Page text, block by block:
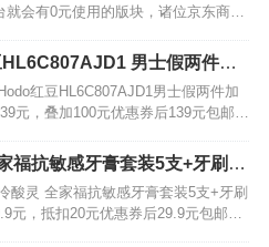
就会有0元使用的版块，诸位京东商城
，假如申请办理成功了之后，那时候
退回来呢?…
男士假两件加
红豆HL6C807AJD1男士假两件加
元，叠加100元优惠券后139元包邮，
背全加绒，关键还不臃肿，版型挺
出来，帅的一批！…
福抗敏感牙膏套装5支+牙刷
酸灵 全家福抗敏感牙膏套装5支+牙刷
元，抵扣20元优惠券后29.9元包邮。